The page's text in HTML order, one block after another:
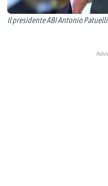
Il presidente ABI Antonio Patuelli